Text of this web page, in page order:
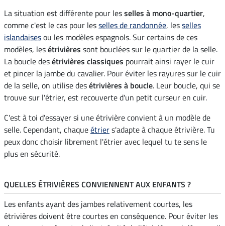
La situation est différente pour lesselles à mono-quartier,
comme c'est le cas pour lesselles de randonnée, lesselles
islandaisesou les modèles espagnols. Sur certains de ces
modèles, lesétrivières sont bouclées sur le quartier de la selle.
La boucle desétrivières classiques pourrait ainsi rayer le cuir
et pincer la jambe du cavalier. Pour éviter les rayures sur le cuir
de la selle, on utilise desétrivières à boucle. Leur boucle, qui se
trouve sur l'étrier, est recouverte d'un petit curseur en cuir.
C'est à toi d'essayer si une étrivière convient à un modèle de
selle. Cependant, chaqueétriers'adapte à chaque étrivière. Tu
peux donc choisir librement l'étrier avec lequel tu te sens le
plus en sécurité.
QUELLES ÉTRIVIÈRES CONVIENNENT AUX ENFANTS ?
Les enfants ayant des jambes relativement courtes, les
étrivières doivent être courtes en conséquence. Pour éviter les